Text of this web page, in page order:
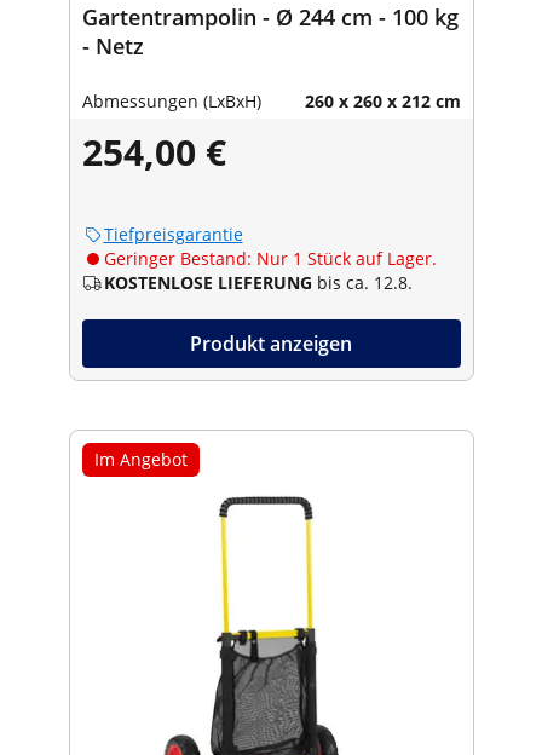
Gartentrampolin - Ø 244 cm - 100 kg
- Netz
Abmessungen (LxBxH) 260 x 260 x 212 cm
254,00 €
Tiefpreisgarantie
Geringer Bestand: Nur 1 Stück auf Lager.
KOSTENLOSE LIEFERUNG bis ca. 12.8.
Produkt anzeigen
Im Angebot